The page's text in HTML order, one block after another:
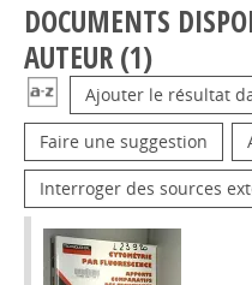
DOCUMENTS
AUTEUR (1)
Ajouter le résultat
Faire une suggestion
Interroger des sources